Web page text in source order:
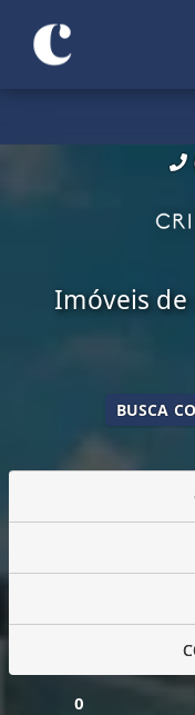
Imóveis
BUSCA
0